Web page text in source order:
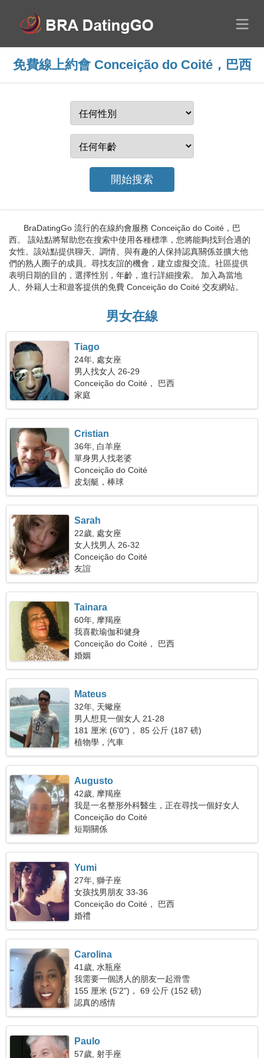
免費線上約會 Conceição do Coité，巴西
BraDatingGo 流行的在線約會服務 Conceição do Coité，巴
西。 該站點將幫助您在搜索中使用各種標準，您將能夠找到合適的
女性。該站點提供聊天、調情、與有趣的人保持認真關係並擴大他
們的熟人圈子的成員。尋找友誼的機會，建立虛擬交流。社區提供
表明日期的目的，選擇性別，年齡，進行詳細搜索。 加入為當地
人、外籍人士和遊客提供的免費 Conceição do Coité 交友網站。
男女在線
Tiago
24年, 處女座
男人找女人 26-29
Conceição do Coité， 巴西
家庭
Cristian
36年, 白羊座
單身男人找老婆
Conceição do Coité
皮划艇，棒球
Sarah
22歲, 處女座
女人找男人 26-32
Conceição do Coité
友誼
Tainara
60年, 摩羯座
我喜歡瑜伽和健身
Conceição do Coité， 巴西
婚姻
Mateus
32年, 天蠍座
男人想見一個女人 21-28
181 厘米 (6'0")， 85 公斤 (187 磅)
植物學，汽車
Augusto
42歲, 摩羯座
我是一名整形外科醫生，正在尋找一個好女人
Conceição do Coité
短期關係
Yumi
27年, 獅子座
女孩找男朋友 33-36
Conceição do Coité， 巴西
婚禮
Carolina
41歲, 水瓶座
我需要一個誘人的朋友一起滑雪
155 厘米 (5'2")， 69 公斤 (152 磅)
認真的感情
Paulo
57歲, 射手座